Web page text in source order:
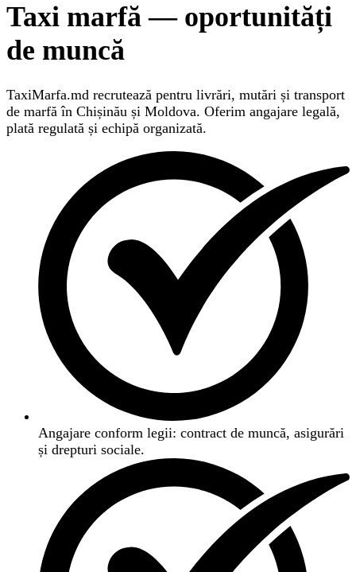
Taxi marfă — oportunități
de muncă
TaxiMarfa.md recrutează pentru livrări, mutări și transport
de marfă în Chișinău și Moldova. Oferim angajare legală,
plată regulată și echipă organizată.
Angajare conform legii: contract de muncă, asigurări
și drepturi sociale.